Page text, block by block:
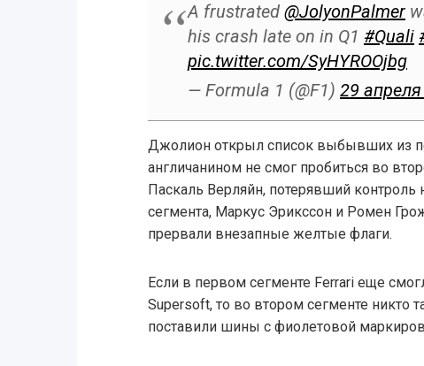
A frustrated @JolyonPalmer
his crash late on in Q1 #Quali
pic.twitter.com/SyHYROOjbg
— Formula 1 (@F1) 29 апреля
Джолион открыл список выбывших из
англичанином не смог пробиться во
Паскаль Верляйн, потерявший
сегмента, Маркус Эрикссон и Ромен
прервали внезапные желтые флаги.
Если в первом сегменте Ferrari еще
Supersoft, то во втором сегменте никто
поставили шины с фиолетовой